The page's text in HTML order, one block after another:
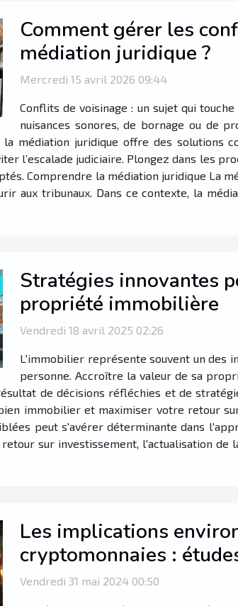
Comment gérer les
médiation juridique ?
Mercredi 15 avril 2026 09:44
Conflits de voisinage : un sujet qui
nuisances sonores, de bornage ou de
la médiation juridique offre des solutions
l’escalade judiciaire. Plongez dans les
Comprendre la médiation juridique La
aux tribunaux. Dans ce contexte, la
Stratégies innovantes
propriété immobilière
Vendredi 18 avril 2025 02:26
L'immobilier représente souvent un des
personne. Accroître la valeur de sa
de décisions réfléchies et de
immobilier et maximiser votre retour
peut s'avérer déterminante dans
sur investissement, l'actualisation
Les implications
cryptomonnaies :
Vendredi 31 mai 2024 00:50